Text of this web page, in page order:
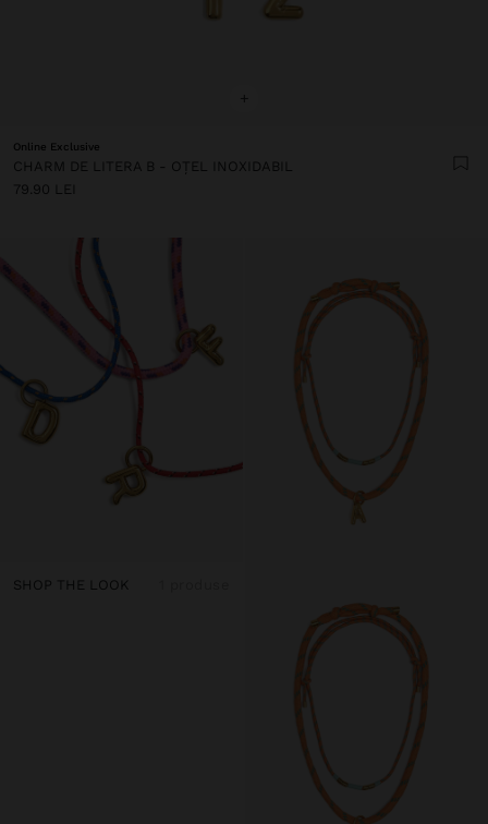
+
Online Exclusive
CHARM DE LITERA B - OȚEL INOXIDABIL
79.90 LEI
SHOP THE LOOK